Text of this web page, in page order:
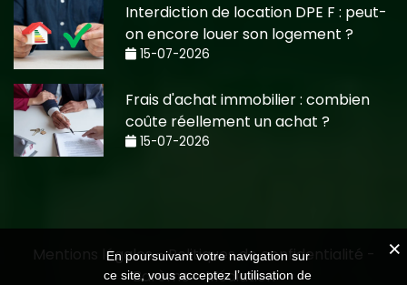
Interdiction de location DPE F : peut-
on encore louer son logement ?
15-07-2026
Frais d'achat immobilier : combien
coûte réellement un achat ?
15-07-2026
Mentions légales-Politiques de confidentialité
Barème-Médiation
En poursuivant votre navigation sur
ce site, vous acceptez l’utilisation de